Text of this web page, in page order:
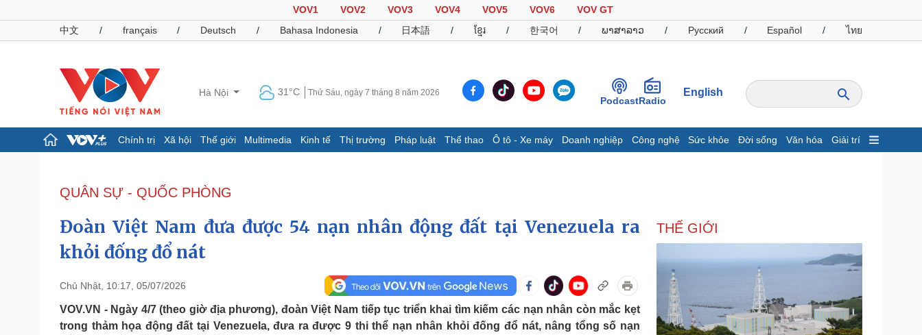
VOV1 VOV2 VOV3 VOV4 VOV5 VOV6
VOV GT
中文
/ français / Deutsch / Bahasa Indonesia / 日本語 / ខ្មែរ / 한국어 / ພາສາລາວ / Русский / Español / ไทย
Hà Nội 31°C Thứ Sáu, ngày 7 tháng 8 năm 2026
PodcastRadio
English
Chính trị Xã hội Thế giới Multimedia Kinh tế Thị trường Pháp luật Thể thao Ô tô - Xe máy Doanh nghiệp Công nghệ Sức khỏe Đời sống Văn hóa Giải trí
Đảng
Tổ chức nhân sự
Nhận diện sự thật
Tin 24h
Dự báo thời tiết
Dấu ấn VOV
Việc làm
Biển đảo
E-Magazine
Infographic
Giá cà phê
Pháp luật
Tin nóng
Tư vấn luật
Việt Nam
Phân tích
Thể thao
Lịch thi đấu bóng đá
Thế giới thể thao
Ô tô - Xe máy
Xe máy
Tư vấn
Doanh nghiệp
Thông tin doanh nghiệp
Doanh nghiệp 24h
Doanh nhân
Công nghệ
Sành điệu
Tin Công nghệ
Trải nghiệm
QUÂN SỰ - QUỐC PHÒNG
Đoàn Việt Nam đưa được 54 nạn nhân động đất tại Venezuela ra
khỏi đống đổ nát
Chủ Nhật, 10:17, 05/07/2026
VOV.VN - Ngày 4/7 (theo giờ địa phương), đoàn Việt Nam tiếp tục triển khai tìm kiếm các nạn nhân còn mắc kẹt
trong thảm họa động đất tại Venezuela, đưa ra được 9 thi thể nạn nhân khỏi đống đổ nát, nâng tổng số nạn
THẾ GIỚI